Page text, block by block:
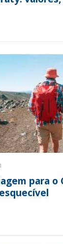
para